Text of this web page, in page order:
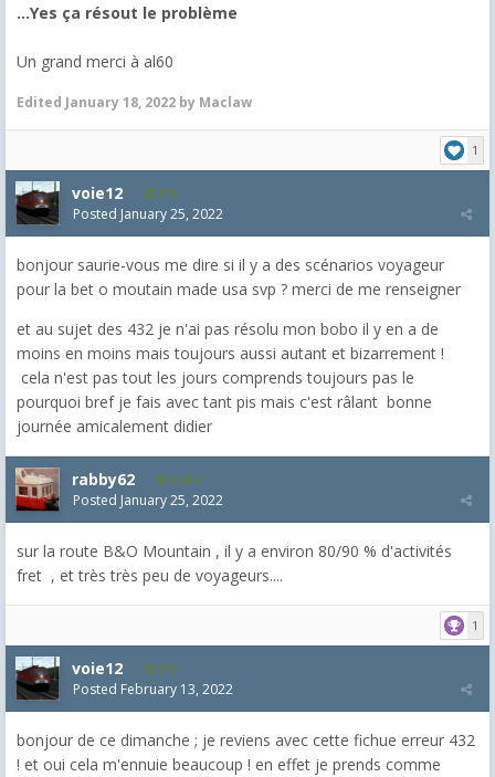
...Yes ça résout le problème
Un grand merci à al60
Edited January 18, 2022 by Maclaw
1
voie12 515
Posted January 25, 2022
bonjour saurie-vous me dire si il y a des scénarios voyageur
pour la bet o moutain made usa svp ? merci de me renseigner
et au sujet des 432 je n'ai pas résolu mon bobo il y en a de
moins en moins mais toujours aussi autant et bizarrement !
cela n'est pas tout les jours comprends toujours pas le
pourquoi bref je fais avec tant pis mais c'est râlant bonne
journée amicalement didier
rabby62 8,454
Posted January 25, 2022
sur la route B&O Mountain , il y a environ 80/90 % d'activités
fret , et très très peu de voyageurs....
1
voie12 515
Posted February 13, 2022
bonjour de ce dimanche ; je reviens avec cette fichue erreur 432
! et oui cela m'ennuie beaucoup ! en effet je prends comme